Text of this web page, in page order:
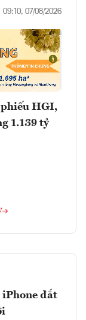
09:10, 07/08/2026
HGI,
1.139 tỷ
iPhone đắt